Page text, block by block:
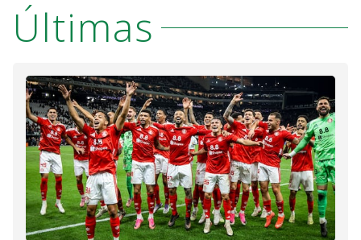
Últimas